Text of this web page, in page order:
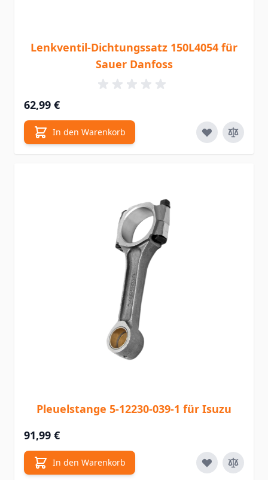
Lenkventil-Dichtungssatz 150L4054 für
Sauer Danfoss
62,99 €
In den Warenkorb
Pleuelstange 5-12230-039-1 für Isuzu
91,99 €
In den Warenkorb